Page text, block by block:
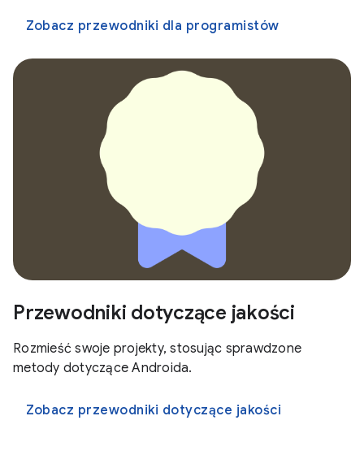
Zobacz przewodniki dla programistów
Przewodniki dotyczące jakości
Rozmieść swoje projekty, stosując sprawdzone
metody dotyczące Androida.
Zobacz przewodniki dotyczące jakości